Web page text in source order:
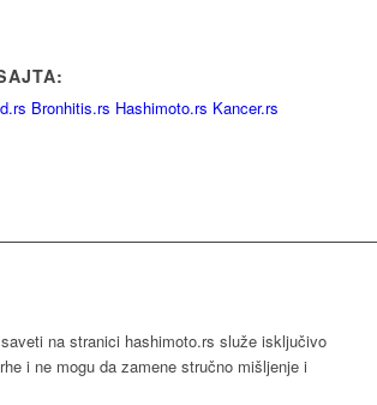
Bronhitis.rs Hashimoto.rs Kancer.rs
na stranici hashimoto.rs služe isključivo
i ne mogu da zamene stručno mišljenje i